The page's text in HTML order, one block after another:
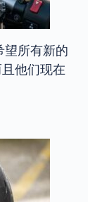
望所有新的
他们现在